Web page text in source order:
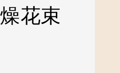
花束